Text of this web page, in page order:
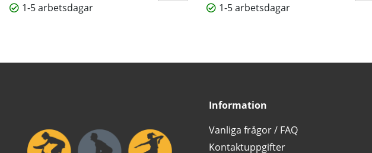
1-5 arbetsdagar
1-5 arbetsdagar
Information
Vanliga frågor / FAQ
Kontaktuppgifter